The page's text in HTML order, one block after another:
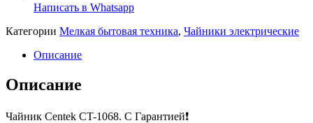
Написать в Whatsapp
Категории Мелкая бытовая техника, Чайники электрические
Описание
Описание
Чайник Centek CT-1068. С Гарантией❗